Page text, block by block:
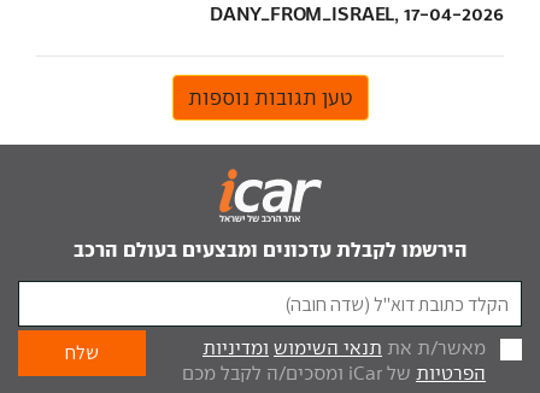
DANY_FROM_ISRAEL, 17-04-2026
טען תגובות נוספות
הירשמו לקבלת עדכונים ומבצעים בעולם הרכב
מאשר/ת את תנאי השימוש ומדיניות
הפרטיות
של iCar ומסכים/ה לקבל מכם